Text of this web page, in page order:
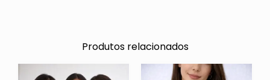
Produtos relacionados